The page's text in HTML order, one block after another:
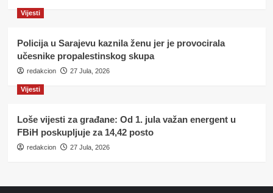
Vijesti
Policija u Sarajevu kaznila ženu jer je provocirala
učesnike propalestinskog skupa
redakcion 27 Jula, 2026
Vijesti
Loše vijesti za građane: Od 1. jula važan energent u
FBiH poskupljuje za 14,42 posto
redakcion 27 Jula, 2026